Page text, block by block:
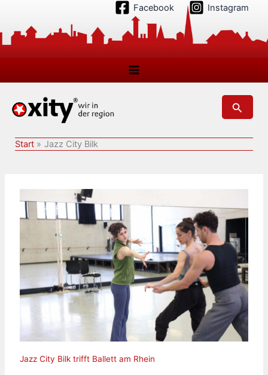
springen
Facebook Instagram
Suchen
Start Jazz City Bilk
Jazz City Bilk trifft Ballett am Rhein